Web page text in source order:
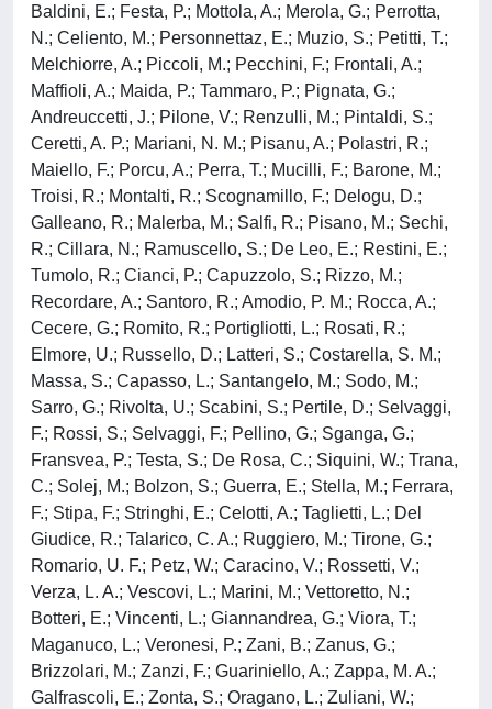
Baldini, E.; Festa, P.; Mottola, A.; Merola, G.; Perrotta,
N.; Celiento, M.; Personnettaz, E.; Muzio, S.; Petitti, T.;
Melchiorre, A.; Piccoli, M.; Pecchini, F.; Frontali, A.;
Maffioli, A.; Maida, P.; Tammaro, P.; Pignata, G.;
Andreuccetti, J.; Pilone, V.; Renzulli, M.; Pintaldi, S.;
Ceretti, A. P.; Mariani, N. M.; Pisanu, A.; Polastri, R.;
Maiello, F.; Porcu, A.; Perra, T.; Mucilli, F.; Barone, M.;
Troisi, R.; Montalti, R.; Scognamillo, F.; Delogu, D.;
Galleano, R.; Malerba, M.; Salfi, R.; Pisano, M.; Sechi,
R.; Cillara, N.; Ramuscello, S.; De Leo, E.; Restini, E.;
Tumolo, R.; Cianci, P.; Capuzzolo, S.; Rizzo, M.;
Recordare, A.; Santoro, R.; Amodio, P. M.; Rocca, A.;
Cecere, G.; Romito, R.; Portigliotti, L.; Rosati, R.;
Elmore, U.; Russello, D.; Latteri, S.; Costarella, S. M.;
Massa, S.; Capasso, L.; Santangelo, M.; Sodo, M.;
Sarro, G.; Rivolta, U.; Scabini, S.; Pertile, D.; Selvaggi,
F.; Rossi, S.; Selvaggi, F.; Pellino, G.; Sganga, G.;
Fransvea, P.; Testa, S.; De Rosa, C.; Siquini, W.; Trana,
C.; Solej, M.; Bolzon, S.; Guerra, E.; Stella, M.; Ferrara,
F.; Stipa, F.; Stringhi, E.; Celotti, A.; Taglietti, L.; Del
Giudice, R.; Talarico, C. A.; Ruggiero, M.; Tirone, G.;
Romario, U. F.; Petz, W.; Caracino, V.; Rossetti, V.;
Verza, L. A.; Vescovi, L.; Marini, M.; Vettoretto, N.;
Botteri, E.; Vincenti, L.; Giannandrea, G.; Viora, T.;
Maganuco, L.; Veronesi, P.; Zani, B.; Zanus, G.;
Brizzolari, M.; Zanzi, F.; Guariniello, A.; Zappa, M. A.;
Galfrascoli, E.; Zonta, S.; Oragano, L.; Zuliani, W.;